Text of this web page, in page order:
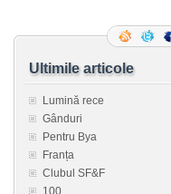
Ultimile articole
Lumină rece
Gânduri
Pentru Bya
Franța
Clubul SF&F
100